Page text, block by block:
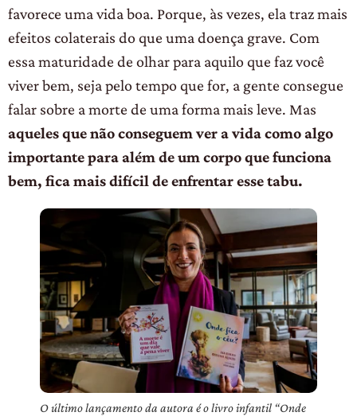
favorece uma vida boa. Porque, às vezes, ela traz mais
efeitos colaterais do que uma doença grave. Com
essa maturidade de olhar para aquilo que faz você
viver bem, seja pelo tempo que for, a gente consegue
falar sobre a morte de uma forma mais leve. Mas
aqueles que não conseguem ver a vida como algo
importante para além de um corpo que funciona
bem, fica mais difícil de enfrentar esse tabu.
O último lançamento da autora é o livro infantil “Onde